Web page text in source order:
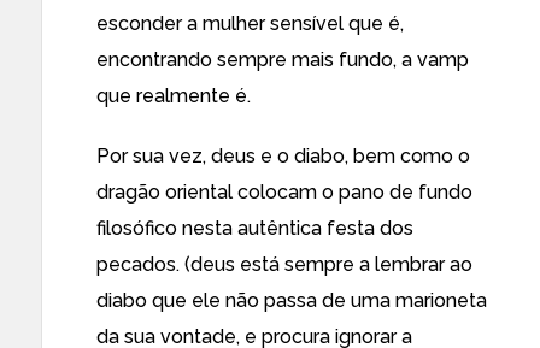
esconder a mulher sensível que é,
encontrando sempre mais fundo, a vamp
que realmente é.
Por sua vez, deus e o diabo, bem como o
dragão oriental colocam o pano de fundo
filosófico nesta autêntica festa dos
pecados. (deus está sempre a lembrar ao
diabo que ele não passa de uma marioneta
da sua vontade, e procura ignorar a